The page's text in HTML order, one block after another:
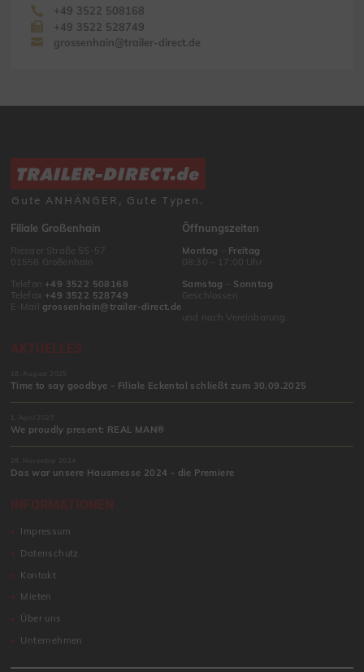
+49 3522 508168
+49 3522 528749
grossenhain@trailer-direct.de
Gute ANHÄNGER, Gute Typen.
Filiale Großenhain
Riesaer Straße 55-57
01558 Großenhain
Telefon +49 3522 508168
Telefax +49 3522 528749
E-Mail grossenhain@trailer-direct.de
Öffnungszeiten
Montag
Freitag
08:30 – 17:00 Uhr
Samstag
Sonntag
Geschlossen
und nach Vereinbarung.
AKTUELLES
18. August 2025
Time to say goodbye - Filiale Eckental schließt zum 30.09.2025
1. April 2025
We proudly present: REAL MAN®
28. November 2024
Das war unsere Hausmesse 2024 - die Premiere
INFORMATIONEN
Impressum
Datenschutz
Kontakt
Mieten
Über uns
Unternehmen